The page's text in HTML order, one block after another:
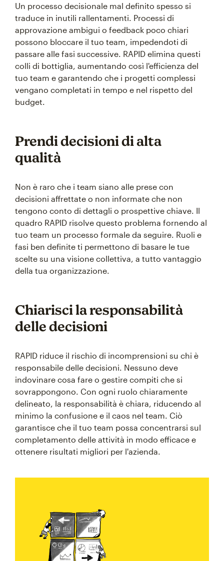
Un processo decisionale mal definito spesso si
traduce in inutili rallentamenti. Processi di
approvazione ambigui o feedback poco chiari
possono bloccare il tuo team, impedendoti di
passare alle fasi successive. RAPID elimina questi
colli di bottiglia, aumentando così l'efficienza del
tuo team e garantendo che i progetti complessi
vengano completati in tempo e nel rispetto del
budget.
Prendi decisioni di alta
qualità
Non è raro che i team siano alle prese con
decisioni affrettate o non informate che non
tengono conto di dettagli o prospettive chiave. Il
quadro RAPID risolve questo problema fornendo al
tuo team un processo formale da seguire. Ruoli e
fasi ben definite ti permettono di basare le tue
scelte su una visione collettiva, a tutto vantaggio
della tua organizzazione.
Chiarisci la responsabilità
delle decisioni
RAPID riduce il rischio di incomprensioni su chi è
responsabile delle decisioni. Nessuno deve
indovinare cosa fare o gestire compiti che si
sovrappongono. Con ogni ruolo chiaramente
delineato, la responsabilità è chiara, riducendo al
minimo la confusione e il caos nel team. Ciò
garantisce che il tuo team possa concentrarsi sul
completamento delle attività in modo efficace e
ottenere risultati migliori per l'azienda.